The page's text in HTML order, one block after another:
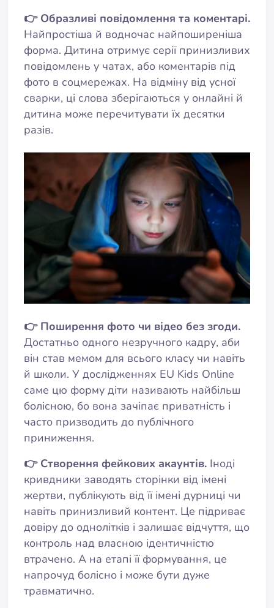
👉 Образливі повідомлення та коментарі.
Найпростіша й водночас найпоширеніша
форма. Дитина отримує серії принизливих
повідомлень у чатах, або коментарів під
фото в соцмережах. На відміну від усної
сварки, ці слова зберігаються у онлайні й
дитина може перечитувати їх десятки
разів.
👉 Поширення фото чи відео без згоди.
Достатньо одного незручного кадру, аби
він став мемом для всього класу чи навіть
й школи. У дослідженнях EU Kids Online
саме цю форму діти називають найбільш
болісною, бо вона зачіпає приватність і
часто призводить до публічного
приниження.
👉 Створення фейкових акаунтів. Іноді
кривдники заводять сторінки від імені
жертви, публікують від її імені дурниці чи
навіть принизливий контент. Це підриває
довіру до однолітків і залишає відчуття, що
контроль над власною ідентичністю
втрачено. А на етапі її формування, це
напрочуд болісно і може бути дуже
травматично.